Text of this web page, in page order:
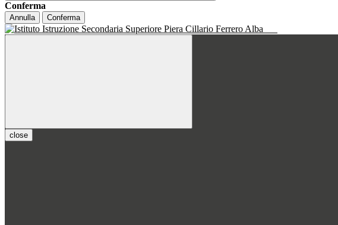
Conferma
Annulla Conferma
close